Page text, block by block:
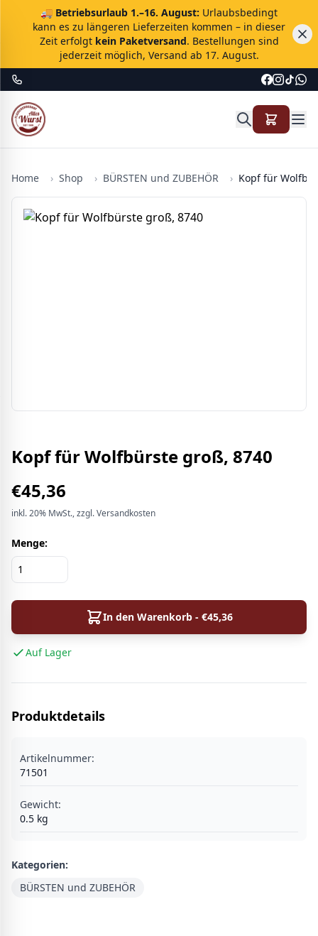
🚚 Betriebsurlaub 1.–16. August: Urlaubsbedingt
kann es zu längeren Lieferzeiten kommen – in dieser
Zeit erfolgt kein Paketversand. Bestellungen sind
jederzeit möglich, Versand ab 17. August.
Home › Shop › BÜRSTEN und ZUBEHÖR › Kopf für
Kopf für Wolfbürste groß, 8740
€45,36
inkl.20% MwSt., zzgl. Versandkosten
Menge:
In den Warenkorb - €45,36
Auf Lager
Produktdetails
Artikelnummer:
71501
Gewicht:
0.5 kg
Kategorien:
BÜRSTEN und ZUBEHÖR